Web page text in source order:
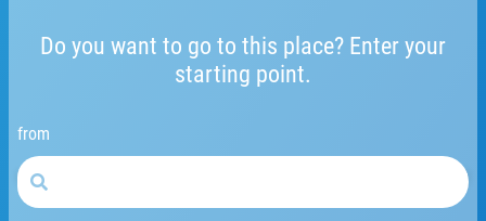
Do you want to go to this place? Enter your
starting point.
from